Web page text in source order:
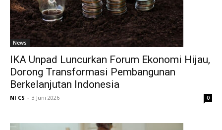
News
IKA Unpad Luncurkan Forum Ekonomi Hijau,
Dorong Transformasi Pembangunan
Berkelanjutan Indonesia
NI CS - 3 Juni 2026 0